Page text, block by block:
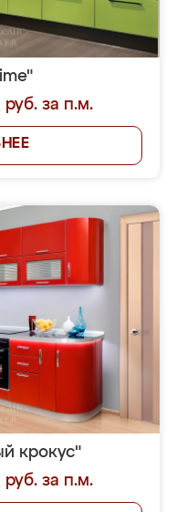
за п.м.
крокус"
за п.м.